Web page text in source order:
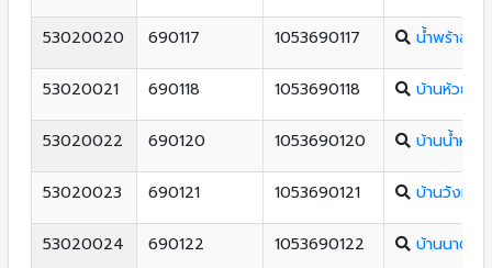
53020020 690117 1053690117 น้ำพร้าสามั
53020021 690118 1053690118 บ้านห้วยต้า
53020022 690120 1053690120 บ้านน้ำหมัน
53020023 690121 1053690121 บ้านวังหัว
53020024 690122 1053690122 บ้านนาต้น